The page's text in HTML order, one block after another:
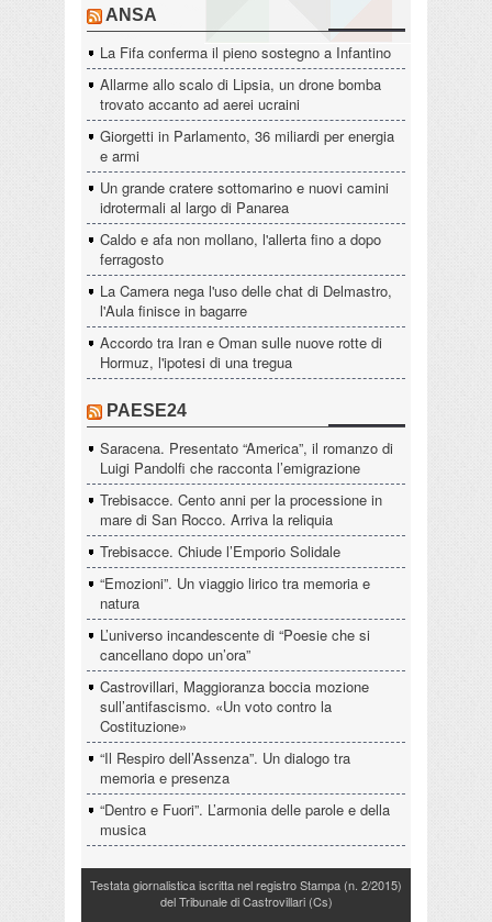
ANSA
La Fifa conferma il pieno sostegno a Infantino
Allarme allo scalo di Lipsia, un drone bomba
trovato accanto ad aerei ucraini
Giorgetti in Parlamento, 36 miliardi per energia
e armi
Un grande cratere sottomarino e nuovi camini
idrotermali al largo di Panarea
Caldo e afa non mollano, l'allerta fino a dopo
ferragosto
La Camera nega l'uso delle chat di Delmastro,
l'Aula finisce in bagarre
Accordo tra Iran e Oman sulle nuove rotte di
Hormuz, l'ipotesi di una tregua
PAESE24
Saracena. Presentato “America”, il romanzo di
Luigi Pandolfi che racconta l’emigrazione
Trebisacce. Cento anni per la processione in
mare di San Rocco. Arriva la reliquia
Trebisacce. Chiude l’Emporio Solidale
“Emozioni”. Un viaggio lirico tra memoria e
natura
L’universo incandescente di “Poesie che si
cancellano dopo un’ora”
Castrovillari, Maggioranza boccia mozione
sull’antifascismo. «Un voto contro la
Costituzione»
“Il Respiro dell’Assenza”. Un dialogo tra
memoria e presenza
“Dentro e Fuori”. L’armonia delle parole e della
musica
Testata giornalistica iscritta nel registro Stampa (n. 2/2015)
del Tribunale di Castrovillari (Cs)